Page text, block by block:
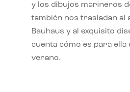
y los dibujos marineros
también nos trasladan al
Bauhaus y al exquisito
cuenta cómo es para ella
verano.